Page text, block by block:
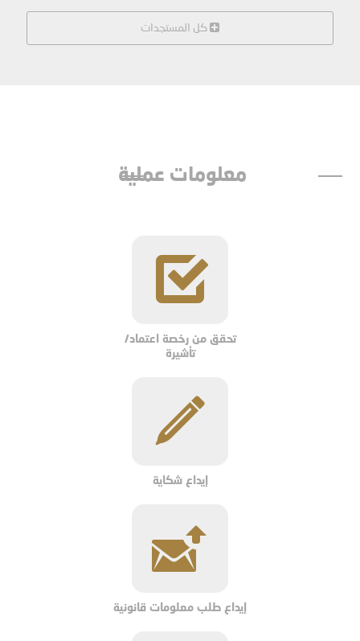
كل المستجدات
معلومات عملية
تحقق من رخصة اعتماد/
تأشيرة
إيداع شكاية
إيداع طلب معلومات قانونية